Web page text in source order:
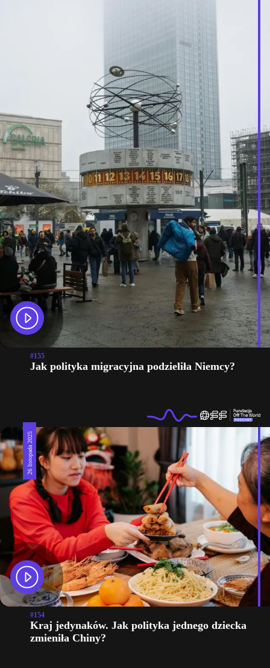
#155
Jak polityka migracyjna podzieliła Niemcy?
26 listopada 2025
#154
Kraj jedynaków. Jak polityka jednego dziecka
zmieniła Chiny?